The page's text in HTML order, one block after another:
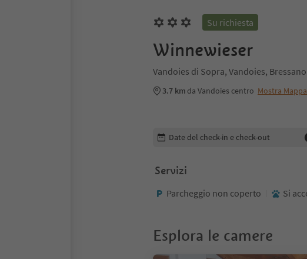
Su richiesta
Winnewieser
Vandoies di Sopra, Vandoies,
3.7 km da Vandoies centro Mostra Mappa
Modifica i dettagli della prenotazione
Date del check-in e check-out
Servizi
Parcheggio non coperto Si
Esplora le camere